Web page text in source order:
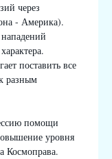
через
- Америка).
поставить все
разным
помощи
уровня
Космоправа.